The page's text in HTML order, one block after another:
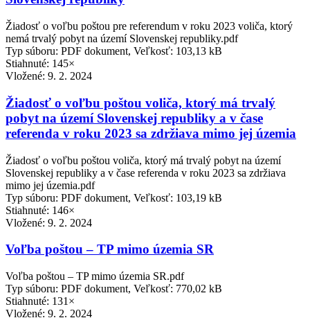
Žiadosť o voľbu poštou pre referendum v roku 2023 voliča, ktorý
nemá trvalý pobyt na území Slovenskej republiky.pdf
Typ súboru: PDF dokument, Veľkosť: 103,13 kB
Stiahnuté: 145×
Vložené: 9. 2. 2024
Žiadosť o voľbu poštou voliča, ktorý má trvalý
pobyt na území Slovenskej republiky a v čase
referenda v roku 2023 sa zdržiava mimo jej územia
Žiadosť o voľbu poštou voliča, ktorý má trvalý pobyt na území
Slovenskej republiky a v čase referenda v roku 2023 sa zdržiava
mimo jej územia.pdf
Typ súboru: PDF dokument, Veľkosť: 103,19 kB
Stiahnuté: 146×
Vložené: 9. 2. 2024
Voľba poštou – TP mimo územia SR
Voľba poštou – TP mimo územia SR.pdf
Typ súboru: PDF dokument, Veľkosť: 770,02 kB
Stiahnuté: 131×
Vložené: 9. 2. 2024